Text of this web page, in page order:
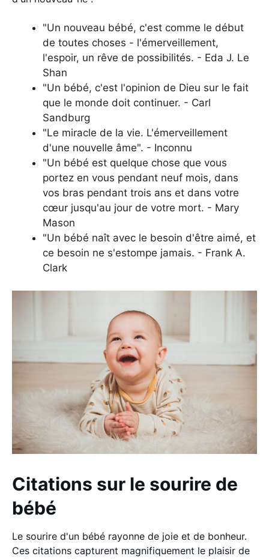
"Un nouveau bébé, c'est comme le début
de toutes choses - l'émerveillement,
l'espoir, un rêve de possibilités. - Eda J. Le
Shan
"Un bébé, c'est l'opinion de Dieu sur le fait
que le monde doit continuer. - Carl
Sandburg
"Le miracle de la vie. L'émerveillement
d'une nouvelle âme". - Inconnu
"Un bébé est quelque chose que vous
portez en vous pendant neuf mois, dans
vos bras pendant trois ans et dans votre
cœur jusqu'au jour de votre mort. - Mary
Mason
"Un bébé naît avec le besoin d'être aimé, et
ce besoin ne s'estompe jamais. - Frank A.
Clark
Citations sur le sourire de
bébé
Le sourire d'un bébé rayonne de joie et de bonheur.
Ces citations capturent magnifiquement le plaisir de